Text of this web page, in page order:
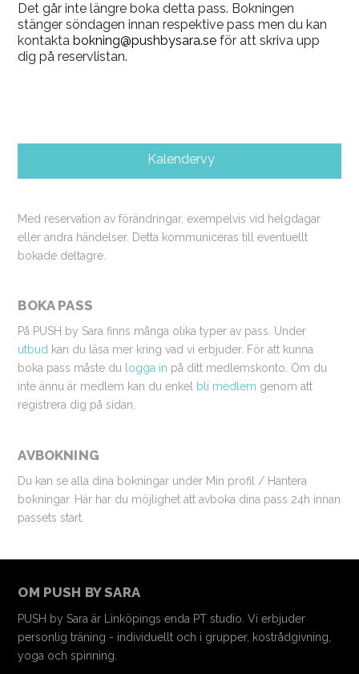
Det går inte längre boka detta pass. Bokningen
stänger söndagen innan respektive pass men du kan
kontaktabokning@pushbysara.se för att skriva upp
dig på reservlistan.
Kalendervy
Med reservation av förändringar, exempelvis vid helgdagar
eller andra händelser. Detta kommuniceras till eventuellt
bokade deltagre.
BOKA PASS
På PUSH by Sara finns många olika typer av pass. Under
utbud kan du läsa mer kring vad vi erbjuder. För att kunna
boka pass måste du logga in på ditt medlemskonto. Om du
inte ännu är medlem kan du enkel bli medlem genom att
registrera dig på sidan.
AVBOKNING
Du kan se alla dina bokningar under Min profil / Hantera
bokningar. Här har du möjlighet att avboka dina pass 24h innan
passets start.
OM PUSH BY SARA
PUSH by Sara är Linköpings enda PT studio. Vi erbjuder
personlig träning - individuellt och i grupper, kostrådgivning,
yoga och spinning.